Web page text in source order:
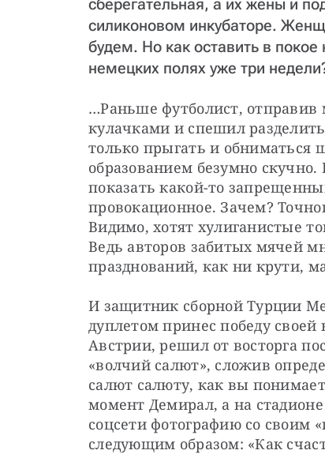
сберегательная, а их жены и
силиконовом инкубаторе.
будем. Но как оставить в
немецких полях уже три
…Раньше футболист, отправив
кулачками и спешил
только прыгать и обниматься
образованием безумно скучно.
показать какой-то
провокационное. Зачем?
Видимо, хотят хулиганистые
Ведь авторов забитых мячей
празднований, как ни крути,
И защитник сборной Турции
дуплетом принес победу
Австрии, решил от восторга
«волчий салют», сложив
салют салюту, как вы
момент Демирал, а на
соцсети фотографию со своим
следующим образом: «Как